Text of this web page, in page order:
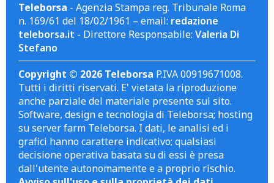
Teleborsa - Agenzia Stampa reg. Tribunale Roma
n. 169/61 del 18/02/1961 – email: redazione
teleborsa.it - Direttore Responsabile: Valeria Di
Stefano
Copyright © 2026 Teleborsa P.IVA 00919671008.
Tutti i diritti riservati. E' vietata la riproduzione
anche parziale del materiale presente sul sito.
Software, design e tecnologia di Teleborsa; hosting
su server farm Teleborsa. I dati, le analisi ed i
grafici hanno carattere indicativo; qualsiasi
decisione operativa basata su di essi è presa
dall'utente autonomamente e a proprio rischio.